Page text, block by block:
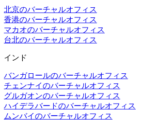
北京のバーチャルオフィス
香港のバーチャルオフィス
マカオのバーチャルオフィス
台北のバーチャルオフィス
インド
バンガロールのバーチャルオフィス
チェンナイのバーチャルオフィス
グルガオンのバーチャルオフィス
ハイデラバードのバーチャルオフィス
ムンバイのバーチャルオフィス